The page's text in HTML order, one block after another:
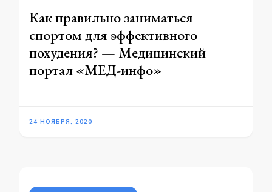
Как правильно заниматься
спортом для эффективного
похудения? — Медицинский
портал «МЕД-инфо»
24 НОЯБРЯ, 2020